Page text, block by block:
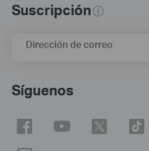
Suscripción
Dirección de correo
Síguenos